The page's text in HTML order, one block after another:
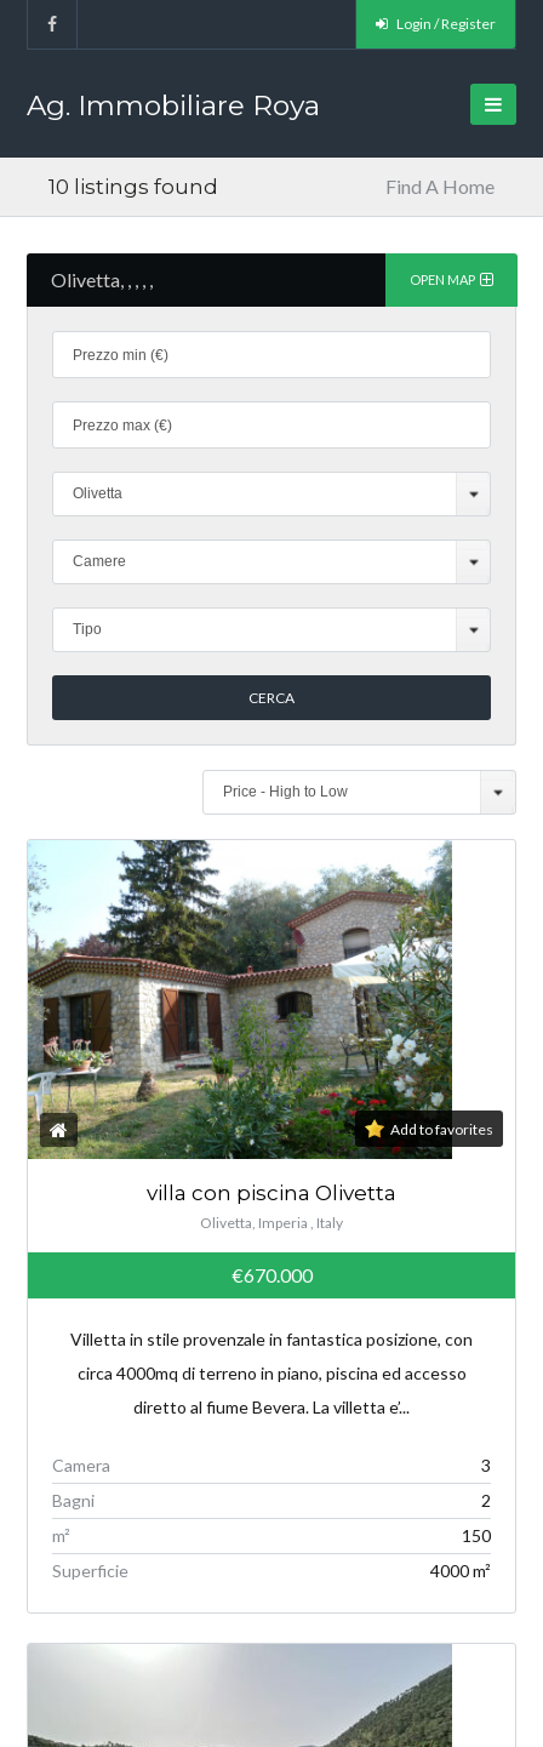
Don't have an account?
Password
Lost your password?
Login / Register
Ag. Immobiliare Roya
10 listings found Find A Home
Olivetta, , , , , OPEN MAP
Olivetta
Camere
Tipo
Price - High to Low
Add to favorites
villa con piscina Olivetta
Olivetta, Imperia , Italy
€670.000
Villetta in stile provenzale in fantastica posizione, con
circa 4000mq di terreno in piano, piscina ed accesso
diretto al fiume Bevera. La villetta e’...
Camera
3
Bagni
2
m²
150
Superficie
4000 m²